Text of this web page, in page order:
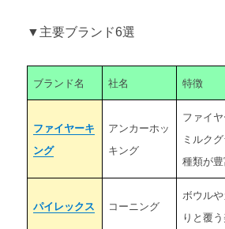
ミルクグラス（ミルクガラス）の歴史
ミルクグラスが登場する映画
▼主要ブランド6選
ブランド名 社名 特徴
ファイヤーキ
ング
アンカーホッ
キング
ファイ
ミルク
種類が豊
パイレックス コーニング
ボウル
りと覆う